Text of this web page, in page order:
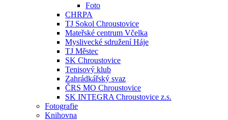
Foto
CHRPA
TJ Sokol Chroustovice
Mateřské centrum Včelka
Myslivecké sdružení Háje
TJ Městec
SK Chroustovice
Tenisový klub
Zahrádkářský svaz
ČRS MO Chroustovice
SK INTEGRA Chroustovice z.s.
Fotografie
Knihovna